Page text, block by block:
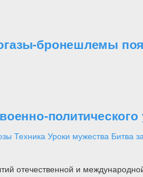
бронешлемы
Техника Уроки мужества Битва
отечественной и